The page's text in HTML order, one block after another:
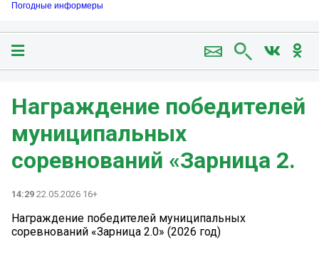
Погодные информеры
Награждение победителей
муниципальных
соревнований «Зарница 2.
14:29 22.05.2026 16+
Награждение победителей муниципальных
соревнований «Зарница 2.0» (2026 год)